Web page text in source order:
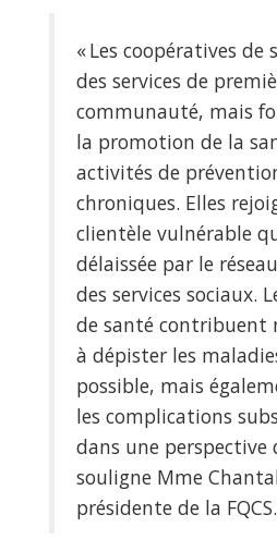
« Les coopératives
des services de
communauté, mais
la promotion de la
activités de
chroniques. Elles
clientèle vulnérable
délaissée par le
des services sociaux.
de santé contribuent
à dépister les
possible, mais
les complications
dans une perspective
souligne Mme
présidente de la FQCS.